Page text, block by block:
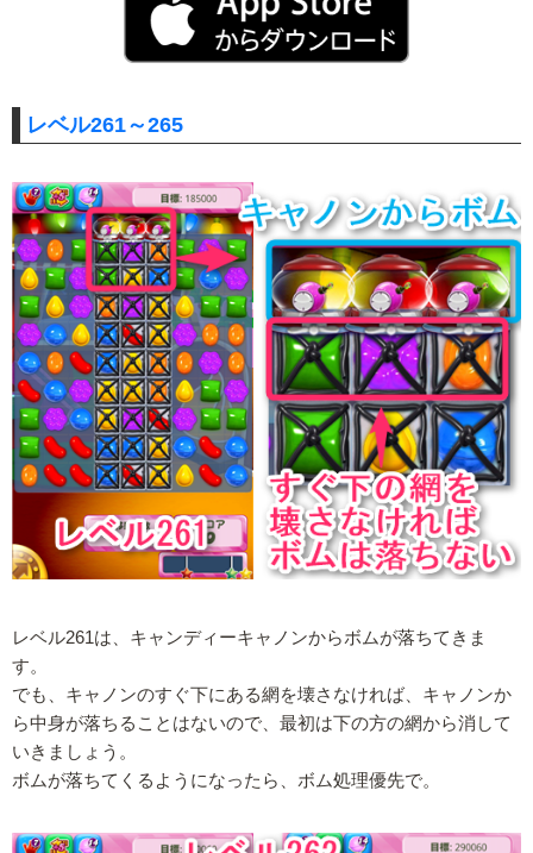
レベル261～265
レベル261は、キャンディーキャノンからボムが落ちてきま
す。
でも、キャノンのすぐ下にある網を壊さなければ、キャノンか
ら中身が落ちることはないので、最初は下の方の網から消して
いきましょう。
ボムが落ちてくるようになったら、ボム処理優先で。